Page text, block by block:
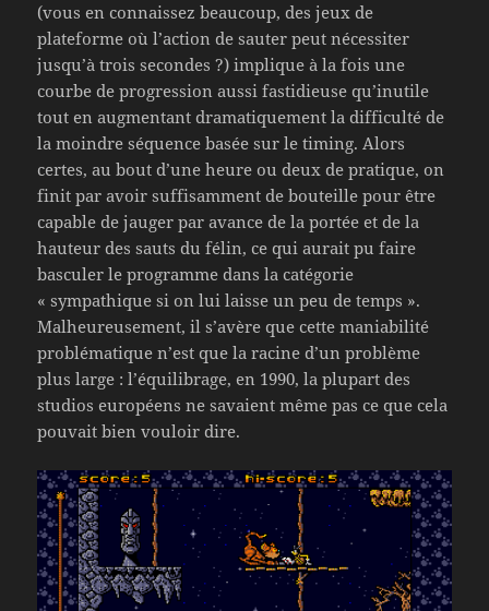
(vous en connaissez beaucoup, des jeux de
plateforme où l’action de sauter peut nécessiter
jusqu’à trois secondes ?) implique à la fois une
courbe de progression aussi fastidieuse qu’inutile
tout en augmentant dramatiquement la difficulté de
la moindre séquence basée sur le timing. Alors
certes, au bout d’une heure ou deux de pratique, on
finit par avoir suffisamment de bouteille pour être
capable de jauger par avance de la portée et de la
hauteur des sauts du félin, ce qui aurait pu faire
basculer le programme dans la catégorie
« sympathique si on lui laisse un peu de temps ».
Malheureusement, il s’avère que cette maniabilité
problématique n’est que la racine d’un problème
plus large : l’équilibrage, en 1990, la plupart des
studios européens ne savaient même pas ce que cela
pouvait bien vouloir dire.